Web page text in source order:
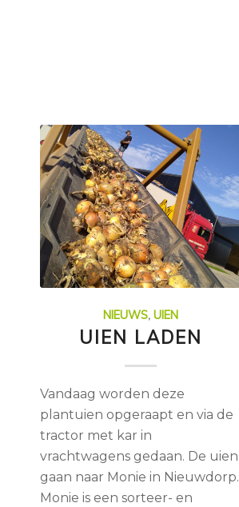
NIEUWS, UIEN
UIEN LADEN
Vandaag worden deze
plantuien opgeraapt en via de
tractor met kar in
vrachtwagens gedaan. De uien
gaan naar Monie in Nieuwdorp.
Monie is een sorteer- en